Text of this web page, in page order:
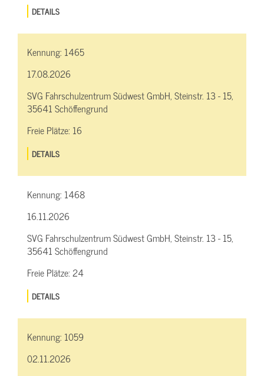
DETAILS
Kennung: 1465
17.08.2026
SVG Fahrschulzentrum Südwest GmbH, Steinstr. 13 - 15,
35641 Schöffengrund
Freie Plätze: 16
DETAILS
Kennung: 1468
16.11.2026
SVG Fahrschulzentrum Südwest GmbH, Steinstr. 13 - 15,
35641 Schöffengrund
Freie Plätze:24
DETAILS
Kennung: 1059
02.11.2026